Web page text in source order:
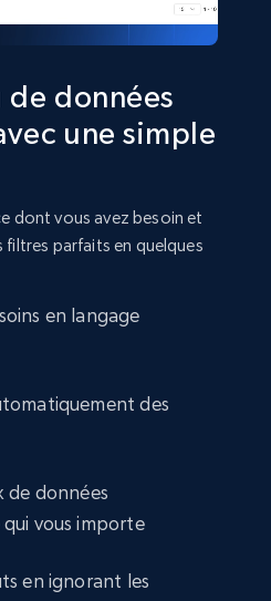
Job summary, Job
Name, Category,
données
une simple
dont vous avez besoin et
filtres parfaits en quelques
en langage
des
de données
vous importe
en ignorant les